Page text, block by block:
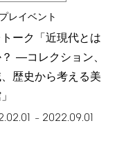
レイベント
ーク「近現代とは
―コレクション、
歴史から考える美
– 2022.09.01